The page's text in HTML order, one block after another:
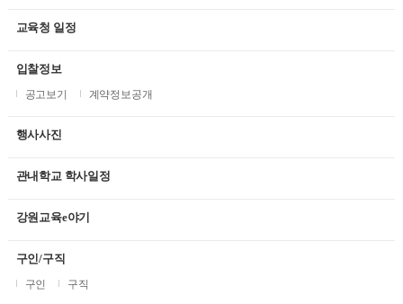
교육청 일정
입찰정보
공고보기 계약정보공개
행사사진
관내학교 학사일정
강원교육e야기
구인/구직
구인 구직